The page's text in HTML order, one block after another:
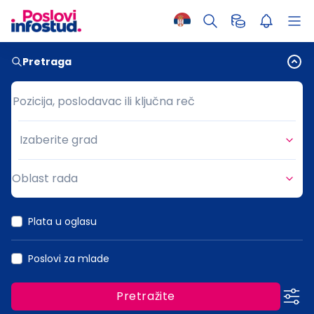
Pretraga
Pozicija, poslodavac ili ključna reč
Pozicija, poslodavac ili ključna reč
Grad
Izaberite grad
Oblast rada
Plata u oglasu
Poslovi za mlade
Pretražite